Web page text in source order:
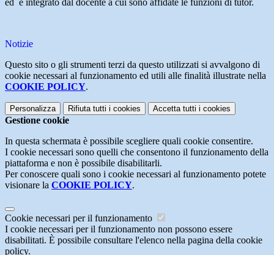
ed è integrato dal docente a cui sono affidate le funzioni di tutor.
Notizie
Questo sito o gli strumenti terzi da questo utilizzati si avvalgono di
cookie necessari al funzionamento ed utili alle finalità illustrate nella
COOKIE POLICY.
Personalizza Rifiuta tutti i cookies Accetta tutti i cookies
Gestione cookie
In questa schermata è possibile scegliere quali cookie consentire.
I cookie necessari sono quelli che consentono il funzionamento della
piattaforma e non è possibile disabilitarli.
Per conoscere quali sono i cookie necessari al funzionamento potete
visionare la COOKIE POLICY.
Cookie necessari per il funzionamento
I cookie necessari per il funzionamento non possono essere
disabilitati. È possibile consultare l'elenco nella pagina della cookie
policy.